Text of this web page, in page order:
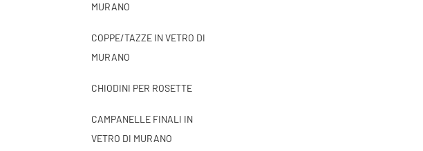
MURANO
COPPE/TAZZE IN VETRO DI
MURANO
CHIODINI PER ROSETTE
CAMPANELLE FINALI IN
VETRO DI MURANO